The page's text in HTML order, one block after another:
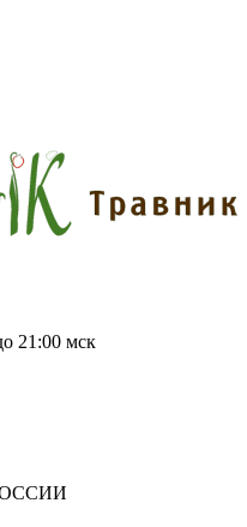
21:00 мск